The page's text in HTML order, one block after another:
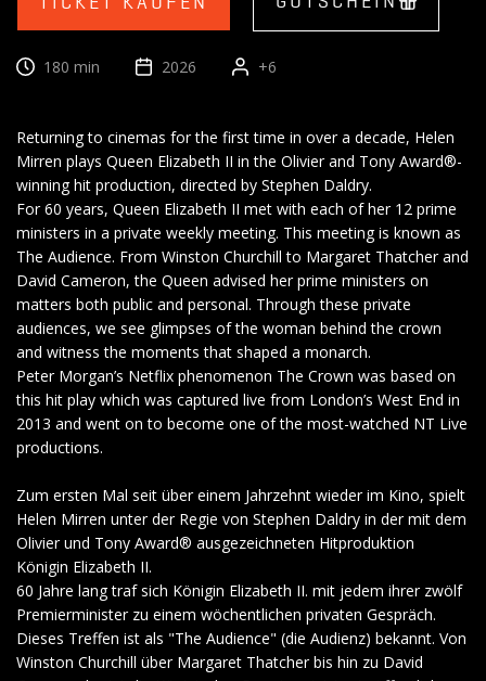
180 min 2026 +6
Returning to cinemas for the first time in over a decade, Helen
Mirren plays Queen Elizabeth II in the Olivier and Tony Award®-
winning hit production, directed by Stephen Daldry.
For 60 years, Queen Elizabeth II met with each of her 12 prime
ministers in a private weekly meeting. This meeting is known as
The Audience. From Winston Churchill to Margaret Thatcher and
David Cameron, the Queen advised her prime ministers on
matters both public and personal. Through these private
audiences, we see glimpses of the woman behind the crown
and witness the moments that shaped a monarch.
Peter Morgan’s Netflix phenomenon The Crown was based on
this hit play which was captured live from London’s West End in
2013 and went on to become one of the most-watched NT Live
productions.
Zum ersten Mal seit über einem Jahrzehnt wieder im Kino, spielt
Helen Mirren unter der Regie von Stephen Daldry in der mit dem
Olivier und Tony Award® ausgezeichneten Hitproduktion
Königin Elizabeth II.
60 Jahre lang traf sich Königin Elizabeth II. mit jedem ihrer zwölf
Premierminister zu einem wöchentlichen privaten Gespräch.
Dieses Treffen ist als "The Audience" (die Audienz) bekannt. Von
Winston Churchill über Margaret Thatcher bis hin zu David